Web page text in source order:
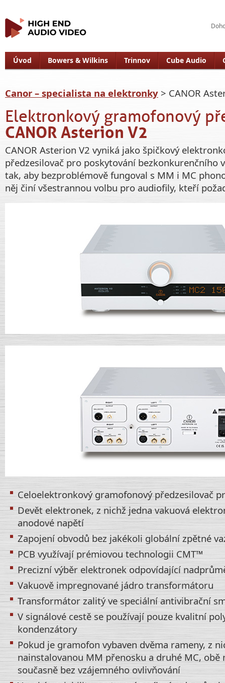
Úvod Bowers & Wilkins Trinnov Cube Audio
Canor – specialista na elektronky > CANOR
Elektronkový gramofonový
CANOR Asterion V2
CANOR Asterion V2 vyniká jako špičkový
předzesilovač pro poskytování bezkonkurenčního
tak, aby bezproblémově fungoval s MM i MC
něj činí všestrannou volbu pro audiofily, kteří
Celoelektronkový gramofonový předzesilovač
Devět elektronek, z nichž jedna vakuová
anodové napětí
Zapojení obvodů bez jakékoli globální zpětné
PCB využívají prémiovou technologii CMT™
Precizní výběr elektronek odpovídající
Vakuově impregnované jádro transformátoru
Transformátor zalitý ve speciální antivibrační
V signálové cestě se používají pouze kvalitní
kondenzátory
Pokud je gramofon vybaven dvěma rameny, z
nainstalovanou MM přenosku a druhé MC,
současně bez vzájemného ovlivňování